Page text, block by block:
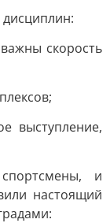
скорость
выступление,
и
настоящий